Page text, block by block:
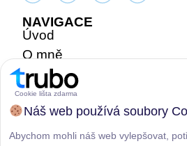
NAVIGACE
Úvod
O mně
Můj přístup
Nabídka nemovitostí
Posouzení tržní ceny
Reference
Cookie lišta zdarma
Náš web používá soubory
Abychom mohli náš web vylepšovat,